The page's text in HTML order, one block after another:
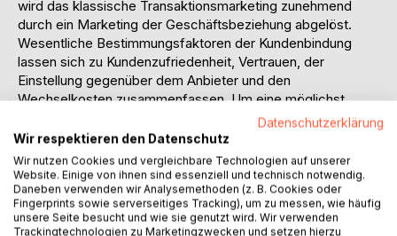
wird das klassische Transaktionsmarketing zunehmend
durch ein Marketing der Geschäftsbeziehung abgelöst.
Wesentliche Bestimmungsfaktoren der Kundenbindung
lassen sich zu Kundenzufriedenheit, Vertrauen, der
Einstellung gegenüber dem Anbieter und den
Wechselkosten zusammenfassen. Um eine möglichst
langanhaltende Geschäftsbeziehung zu etablieren, ist es
notwendig, Kunden nachhaltig zufriedenzustellen, Vertrauen
zu gewinnen und sie soweit möglich zu spezifischen
Investitionen zu veranlassen.
Wirtschaftlichkeitsbetrachtungen spielen bei
Geschäftsbeziehungen eine wichtige, in der Praxis jedoch
häufig vernachlässigte Rolle. Um ertragbringende Kunden
Datenschutzerklärung
Wir respektieren den Datenschutz
Wir nutzen Cookies und vergleichbare Technologien auf unserer
Website. Einige von ihnen sind essenziell und technisch notwendig.
Daneben verwenden wir Analysemethoden (z. B. Cookies oder
Fingerprints sowie serverseitiges Tracking), um zu messen, wie häufig
unsere Seite besucht und wie sie genutzt wird. Wir verwenden
Trackingtechnologien zu Marketingzwecken und setzen hierzu